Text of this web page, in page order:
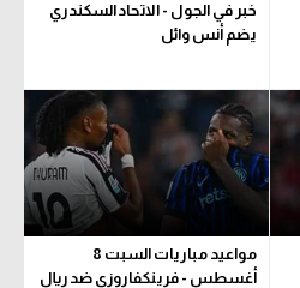
خبر في الجول - الاتحاد السكندري
يضم أنس وائل
مواعيد مباريات السبت 8
أغسطس - فرينكفاروزي ضد ريال